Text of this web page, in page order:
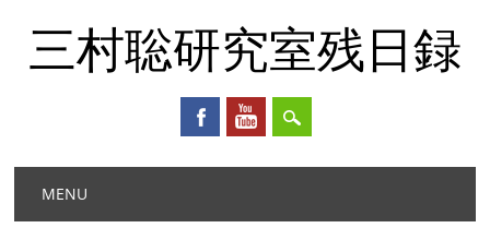
三村聡研究室残日録
Main menu
MENU